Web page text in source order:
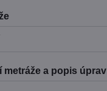
metráže a popis úprav